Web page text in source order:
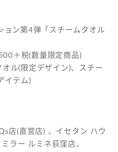
ョン第4弾「スチームタオル
＋税(数量限定商品)
ル(限定デザイン)、スチー
イテム)
店(直営店) 、イセタン ハウ
ラー ルミネ荻窪店、